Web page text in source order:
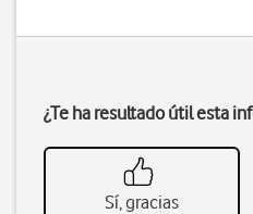
¿Te ha resultado útil esta
Sí, gracias